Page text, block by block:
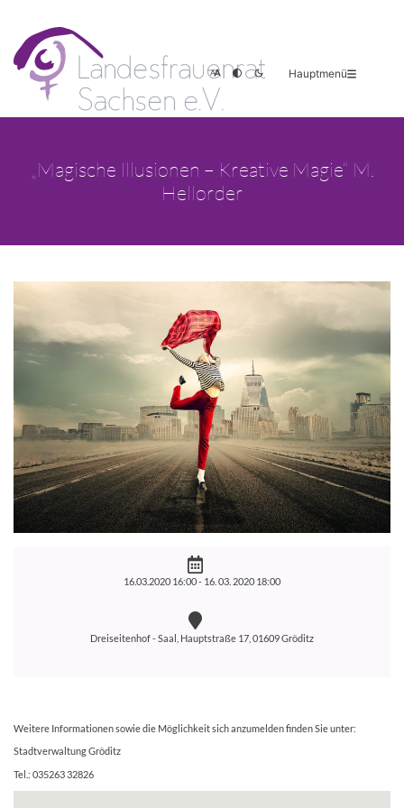
Hauptmenü
„Magische Illusionen – Kreative Magie“ M.
Hellorder
16.03.2020 16:00 - 16. 03. 2020 18:00
Dreiseitenhof - Saal, Hauptstraße 17, 01609 Gröditz
Weitere Informationen sowie die Möglichkeit sich anzumelden finden Sie unter:
Stadtverwaltung Gröditz
Tel.: 035263 32826